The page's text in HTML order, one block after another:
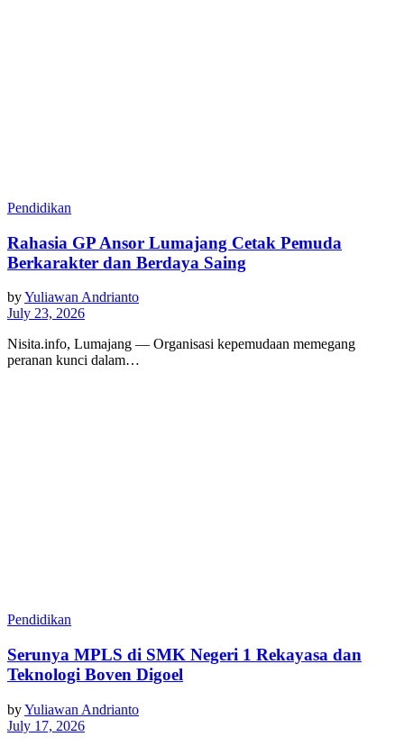
Pendidikan
Rahasia GP Ansor Lumajang Cetak Pemuda
Berkarakter dan Berdaya Saing
byYuliawan Andrianto
July 23, 2026
Nisita.info, Lumajang — Organisasi kepemudaan memegang
peranan kunci dalam…
Pendidikan
Serunya MPLS di SMK Negeri 1 Rekayasa dan
Teknologi Boven Digoel
byYuliawan Andrianto
July 17, 2026